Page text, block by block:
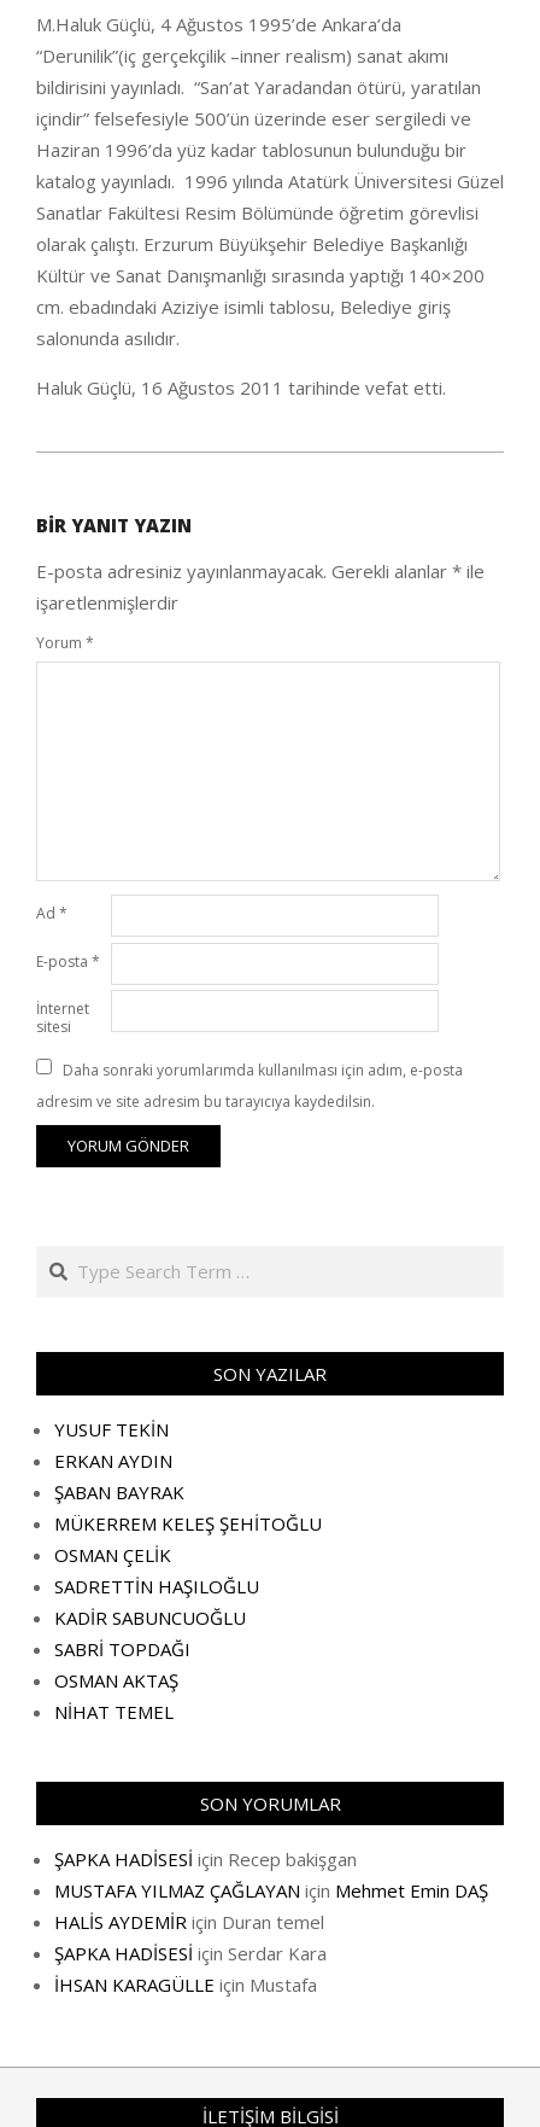
M.Haluk Güçlü, 4 Ağustos 1995’de Ankara’da
“Derunilik”(iç gerçekçilik –inner realism) sanat akımı
bildirisini yayınladı. “San’at Yaradandan ötürü, yaratılan
içindir” felsefesiyle 500’ün üzerinde eser sergiledi ve
Haziran 1996’da yüz kadar tablosunun bulunduğu bir
katalog yayınladı. 1996 yılında Atatürk Üniversitesi Güzel
Sanatlar Fakültesi Resim Bölümünde öğretim görevlisi
olarak çalıştı. Erzurum Büyükşehir Belediye Başkanlığı
Kültür ve Sanat Danışmanlığı sırasında yaptığı 140×200
cm. ebadındaki Aziziye isimli tablosu, Belediye giriş
salonunda asılıdır.
Haluk Güçlü, 16 Ağustos 2011 tarihinde vefat etti.
25
BIR YANIT YAZIN
E-posta adresiniz yayınlanmayacak. Gerekli alanlar * ile
işaretlenmişlerdir
Yorum *
Ad *
E-posta *
İnternet
sitesi
Daha sonraki yorumlarımda kullanılması için adım, e-posta
adresim ve site adresim bu tarayıcıya kaydedilsin.
Search
SON YAZILAR
YUSUF TEKİN
ERKAN AYDIN
ŞABAN BAYRAK
MÜKERREM KELEŞ ŞEHİTOĞLU
OSMAN ÇELİK
SADRETTİN HAŞILOĞLU
KADİR SABUNCUOĞLU
SABRİ TOPDAĞI
OSMAN AKTAŞ
NİHAT TEMEL
SON YORUMLAR
ŞAPKA HADİSESİ için Recep bakişgan
MUSTAFA YILMAZ ÇAĞLAYAN için Mehmet Emin DAŞ
HALİS AYDEMİR için Duran temel
ŞAPKA HADİSESİ için Serdar Kara
İHSAN KARAGÜLLE için Mustafa
İLETİŞİM BİLGİSİ